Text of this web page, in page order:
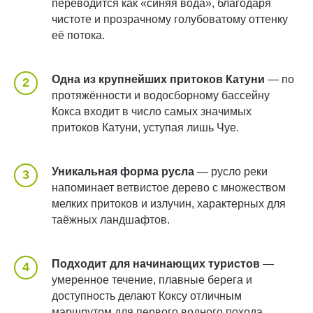
переводится как «синяя вода», благодаря
чистоте и прозрачному голубоватому оттенку
её потока.
Одна из крупнейших притоков Катуни — по
протяжённости и водосборному бассейну
Кокса входит в число самых значимых
притоков Катуни, уступая лишь Чуе.
Уникальная форма русла — русло реки
напоминает ветвистое дерево с множеством
мелких притоков и излучин, характерных для
таёжных ландшафтов.
Подходит для начинающих туристов —
умеренное течение, плавные берега и
доступность делают Коксу отличным